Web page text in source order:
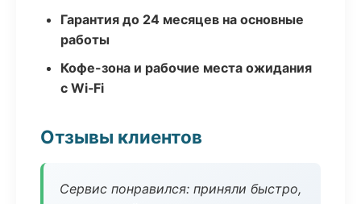
Гарантия до 24 месяцев на основные
работы
Кофе-зона и рабочие места ожидания
с Wi‑Fi
Отзывы клиентов
Сервис понравился: приняли быстро,